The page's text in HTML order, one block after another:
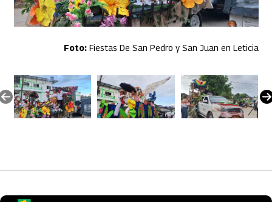
Fiestas De San Pedro y San Juan en Leticia